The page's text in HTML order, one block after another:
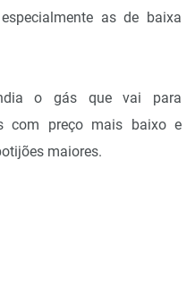
as de baixa
o gás que vai para
com preço mais baixo e
maiores.